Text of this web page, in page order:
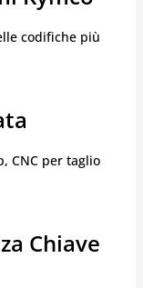
codifiche più
CNC per taglio
Chiave